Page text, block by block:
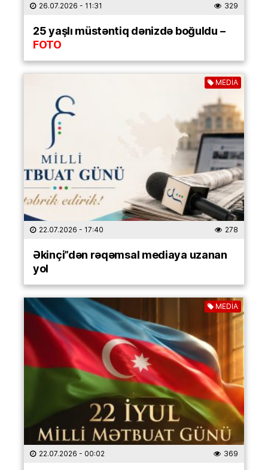
26.07.2026 - 11:31 329
25 yaşlı müstəntiq dənizdə boğuldu –
FOTO
MEDİA
22.07.2026 - 17:40 278
Əkinçi”dən rəqəmsal mediaya uzanan
yol
MEDİA
22.07.2026 - 00:02 369